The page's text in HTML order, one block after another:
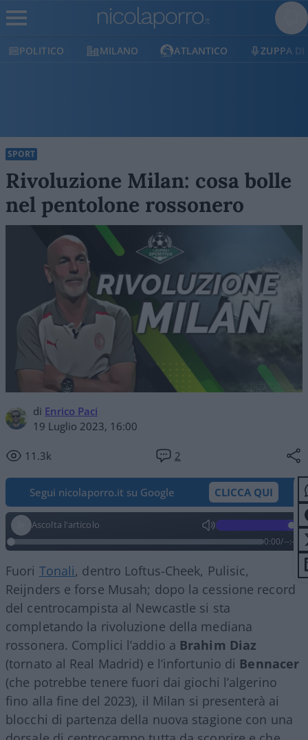
MILANO ATLANTICO ZUPPA DI PORRO
SPORT
Rivoluzione Milan: cosa bolle
nel pentolone rossonero
di Enrico Paci
19 Luglio 2023, 16:00
11.3k 2
Segui nicolaporro.it su Google CLICCA QUI
Ascolta l'articolo
0:00/--:--
Fuori Tonali, dentro Loftus-Cheek, Pulisic,
Reijnders e forse Musah; dopo la cessione record
del centrocampista al Newcastle si sta
completando la rivoluzione della mediana
rossonera. Complici l’addio a Brahim Diaz
(tornato al Real Madrid) e l’infortunio di Bennacer
(che potrebbe tenere fuori dai giochi l’algerino
fino alla fine del 2023), il Milan si presenterà ai
blocchi di partenza della nuova stagione con una